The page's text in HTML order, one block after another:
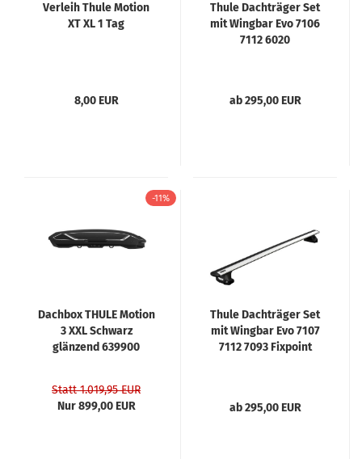
Verleih Thule Motion
XT XL 1 Tag
8,00 EUR
Thule Dachträger Set
mit Wingbar Evo 7106
7112 6020
ab 295,00 EUR
-11%
Dachbox THULE Motion
3 XXL Schwarz
glänzend 639900
Statt 1.019,95 EUR
Nur 899,00 EUR
Thule Dachträger Set
mit Wingbar Evo 7107
7112 7093 Fixpoint
ab 295,00 EUR